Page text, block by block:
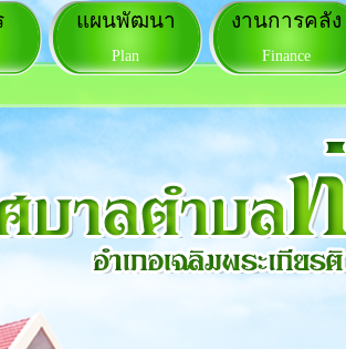
แผนพัฒนา
Plan
งานการคลัง
Finance